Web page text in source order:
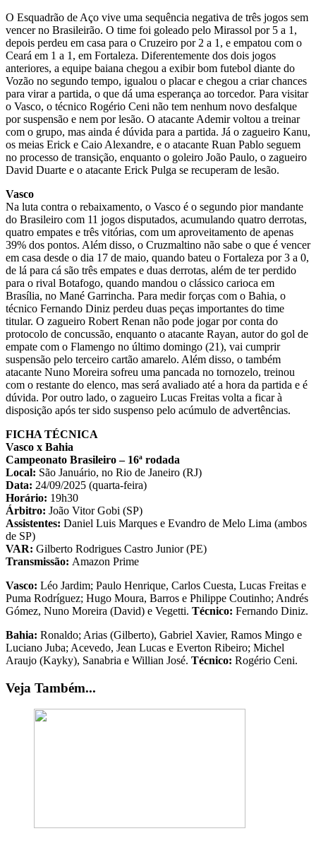
O Esquadrão de Aço vive uma sequência negativa de três jogos sem
vencer no Brasileirão. O time foi goleado pelo Mirassol por 5 a 1,
depois perdeu em casa para o Cruzeiro por 2 a 1, e empatou com o
Ceará em 1 a 1, em Fortaleza. Diferentemente dos dois jogos
anteriores, a equipe baiana chegou a exibir bom futebol diante do
Vozão no segundo tempo, igualou o placar e chegou a criar chances
para virar a partida, o que dá uma esperança ao torcedor. Para visitar
o Vasco, o técnico Rogério Ceni não tem nenhum novo desfalque
por suspensão e nem por lesão. O atacante Ademir voltou a treinar
com o grupo, mas ainda é dúvida para a partida. Já o zagueiro Kanu,
os meias Erick e Caio Alexandre, e o atacante Ruan Pablo seguem
no processo de transição, enquanto o goleiro João Paulo, o zagueiro
David Duarte e o atacante Erick Pulga se recuperam de lesão.
Vasco
Na luta contra o rebaixamento, o Vasco é o segundo pior mandante
do Brasileiro com 11 jogos disputados, acumulando quatro derrotas,
quatro empates e três vitórias, com um aproveitamento de apenas
39% dos pontos. Além disso, o Cruzmaltino não sabe o que é vencer
em casa desde o dia 17 de maio, quando bateu o Fortaleza por 3 a 0,
de lá para cá são três empates e duas derrotas, além de ter perdido
para o rival Botafogo, quando mandou o clássico carioca em
Brasília, no Mané Garrincha. Para medir forças com o Bahia, o
técnico Fernando Diniz perdeu duas peças importantes do time
titular. O zagueiro Robert Renan não pode jogar por conta do
protocolo de concussão, enquanto o atacante Rayan, autor do gol de
empate com o Flamengo no último domingo (21), vai cumprir
suspensão pelo terceiro cartão amarelo. Além disso, o também
atacante Nuno Moreira sofreu uma pancada no tornozelo, treinou
com o restante do elenco, mas será avaliado até a hora da partida e é
dúvida. Por outro lado, o zagueiro Lucas Freitas volta a ficar à
disposição após ter sido suspenso pelo acúmulo de advertências.
FICHA TÉCNICA
Vasco x Bahia
Campeonato Brasileiro – 16ª rodada
Local: São Januário, no Rio de Janeiro (RJ)
Data: 24/09/2025 (quarta-feira)
Horário: 19h30
Árbitro: João Vitor Gobi (SP)
Assistentes: Daniel Luis Marques e Evandro de Melo Lima (ambos
de SP)
VAR: Gilberto Rodrigues Castro Junior (PE)
Transmissão: Amazon Prime
Vasco: Léo Jardim; Paulo Henrique, Carlos Cuesta, Lucas Freitas e
Puma Rodríguez; Hugo Moura, Barros e Philippe Coutinho; Andrés
Gómez, Nuno Moreira (David) e Vegetti. Técnico: Fernando Diniz.
Bahia: Ronaldo; Arias (Gilberto), Gabriel Xavier, Ramos Mingo e
Luciano Juba; Acevedo, Jean Lucas e Everton Ribeiro; Michel
Araujo (Kayky), Sanabria e Willian José. Técnico: Rogério Ceni.
Veja Também...